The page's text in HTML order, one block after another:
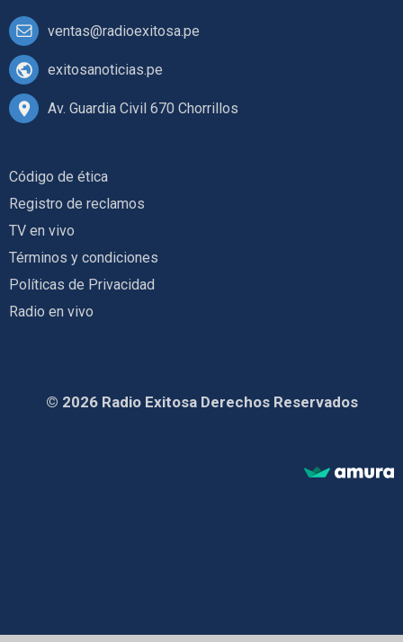
ventas@radioexitosa.pe
exitosanoticias.pe
Av. Guardia Civil 670 Chorrillos
Código de ética
Registro de reclamos
TV en vivo
Términos y condiciones
Políticas de Privacidad
Radio en vivo
© 2026 Radio Exitosa Derechos Reservados